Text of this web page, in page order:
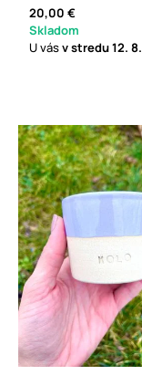
20,00 €
Skladom
U vásv stredu12. 8.